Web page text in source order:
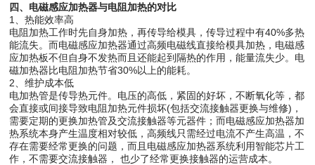
四、电磁感应加热器与电阻加热的对比
1、热能效率高
电阻加热工作时先自身加热，再传导给模具，传导过程中有40%多热
能流失。而电磁感应加热器通过高频电磁线直接给模具加热，电磁感
应加热板不但自身不发热而且还能起到隔热的作用，能量流失少。电
磁加热器比电阻加热节省30%以上的能耗。
2、维护成本低
电加热管是传导热元件。电压的高低，紧固的好坏，不断氧化等，都
会直接或间接导致电阻加热元件损坏(包括交流接触器更换与维修)，
需要定期的更换加热管及交流接触器等元器件；而电磁感应加热器加
热系统本身产生温度相对较低，高频线只需经过电流不产生高温，不
存在需要经常更换的问题，而且电磁感应加热器系统利用智能芯片工
作，不需要交流接触器， 也少了经常更换接触器的运营成本。